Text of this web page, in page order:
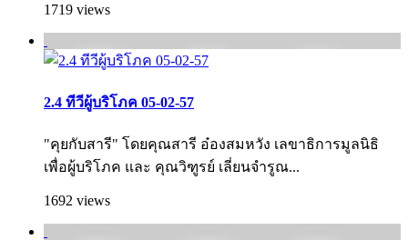
1719 views
2.4 ทีวีผู้บริโภค 05-02-57
"คุยกับสารี" โดยคุณสารี อ๋องสมหวัง เลขาธิการมูลนิธิ
เพื่อผู้บริโภค และ คุณวิฑูรย์ เลี่ยนจำรูณ...
1692 views